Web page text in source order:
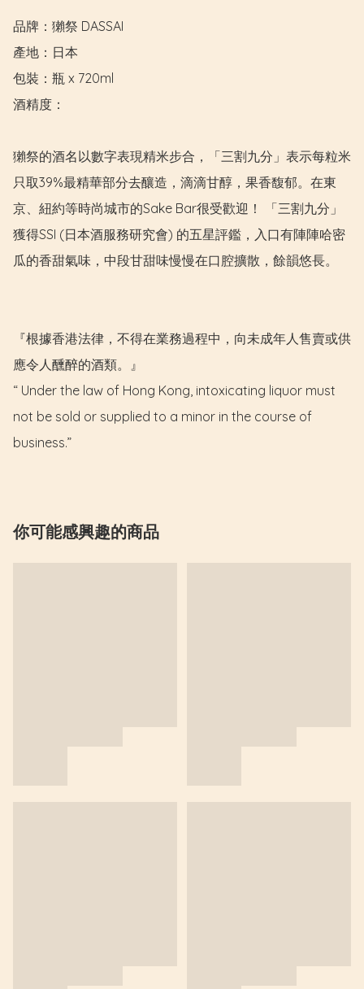
品牌：獺祭 DASSAI
產地：日本
包裝：瓶 x 720ml
酒精度：
獺祭的酒名以數字表現精米步合，「三割九分」表示每粒米
只取39%最精華部分去釀造，滴滴甘醇，果香馥郁。在東
京、紐約等時尚城市的Sake Bar很受歡迎！ 「三割九分」
獲得SSI (日本酒服務研究會) 的五星評鑑，入口有陣陣哈密
瓜的香甜氣味，中段甘甜味慢慢在口腔擴散，餘韻悠長。
『根據香港法律，不得在業務過程中，向未成年人售賣或供
應令人醺醉的酒類。』
“ Under the law of Hong Kong, intoxicating liquor must
not be sold or supplied to a minor in the course of
business.”
你可能感興趣的商品